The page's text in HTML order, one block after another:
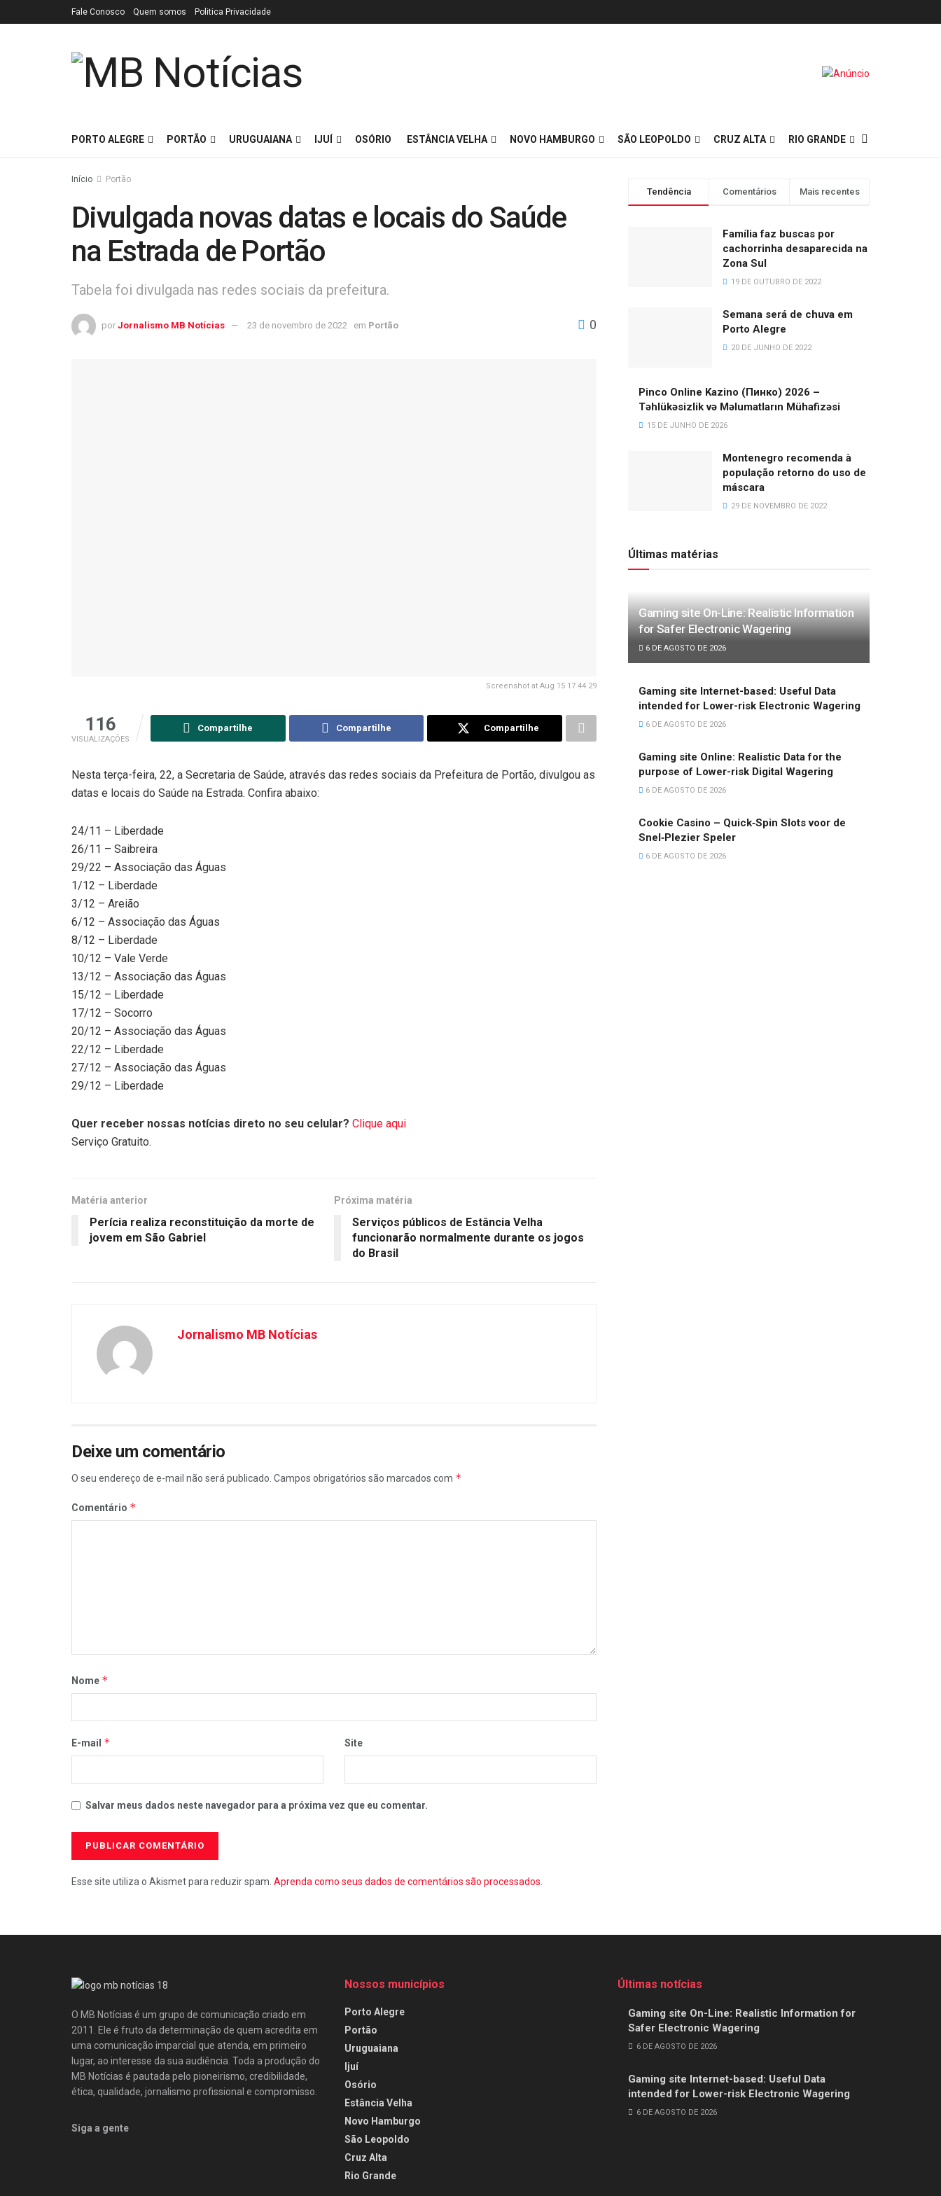
Fale Conosco Quem somos Politica Privacidade
PORTO ALEGRE PORTÃO URUGUAIANA IJUÍ OSÓRIO ESTÂNCIA VELHA NOVO HAMBURGO SÃO LEOPOLDO CRUZ ALTA RIO GRANDE
Início Portão
Divulgada novas datas e locais do Saúde
na Estrada de Portão
Tabela foi divulgada nas redes sociais da prefeitura.
por Jornalismo MB Notícias 23 de novembro de 2022 em Portão 0
Screenshot at Aug 15 17 44 29
116
VISUALIZAÇÕES
Compartilhe Compartilhe Compartilhe
Nesta terça-feira, 22, a Secretaria de Saúde, através das redes sociais da Prefeitura de Portão, divulgou as
datas e locais do Saúde na Estrada. Confira abaixo:
24/11 – Liberdade
26/11 – Saibreira
29/22 – Associação das Águas
1/12 – Liberdade
3/12 – Areião
6/12 – Associação das Águas
8/12 – Liberdade
10/12 – Vale Verde
13/12 – Associação das Águas
15/12 – Liberdade
17/12 – Socorro
20/12 – Associação das Águas
22/12 – Liberdade
27/12 – Associação das Águas
29/12 – Liberdade
Quer receber nossas notícias direto no seu celular? Clique aqui
Serviço Gratuito.
Matéria anterior
Perícia realiza reconstituição da morte de
jovem em São Gabriel
Próxima matéria
Serviços públicos de Estância Velha
funcionarão normalmente durante os jogos
do Brasil
Jornalismo MB Notícias
Deixe um comentário
O seu endereço de e-mail não será publicado. Campos obrigatórios são marcados com *
Comentário *
Nome *
E-mail * Site
Salvar meus dados neste navegador para a próxima vez que eu comentar.
Esse site utiliza o Akismet para reduzir spam. Aprenda como seus dados de comentários são processados
Tendência Comentários Mais recentes
Família faz buscas por
cachorrinha desaparecida na
Zona Sul
19 DE OUTUBRO DE 2022
Semana será de chuva em
Porto Alegre
20 DE JUNHO DE 2022
Pinco Online Kazino (Пинко) 2026 –
Təhlükəsizlik və Məlumatların Mühafizəsi
15 DE JUNHO DE 2026
Montenegro recomenda à
população retorno do uso de
máscara
29 DE NOVEMBRO DE 2022
Últimas matérias
Gaming site On-Line: Realistic Information
for Safer Electronic Wagering
6 DE AGOSTO DE 2026
Gaming site Internet-based: Useful Data
intended for Lower-risk Electronic Wagering
6 DE AGOSTO DE 2026
Gaming site Online: Realistic Data for the
purpose of Lower-risk Digital Wagering
6 DE AGOSTO DE 2026
Cookie Casino – Quick‑Spin Slots voor de
Snel‑Plezier Speler
6 DE AGOSTO DE 2026
O MB Notícias é um grupo de comunicação criado em
2011. Ele é fruto da determinação de quem acredita em
uma comunicação imparcial que atenda, em primeiro
lugar, ao interesse da sua audiência. Toda a produção do
MB Notícias é pautada pelo pioneirismo, credibilidade,
ética, qualidade, jornalismo profissional e compromisso.
Siga a gente
Nossos municípios
Porto Alegre
Portão
Uruguaiana
Ijuí
Osório
Estância Velha
Novo Hamburgo
São Leopoldo
Cruz Alta
Rio Grande
Últimas notícias
Gaming site On-Line: Realistic Information for
Safer Electronic Wagering
6 DE AGOSTO DE 2026
Gaming site Internet-based: Useful Data
intended for Lower-risk Electronic Wagering
6 DE AGOSTO DE 2026